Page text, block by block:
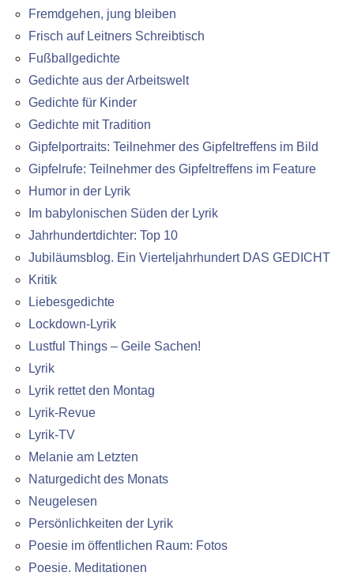
Fremdgehen, jung bleiben
Frisch auf Leitners Schreibtisch
Fußballgedichte
Gedichte aus der Arbeitswelt
Gedichte für Kinder
Gedichte mit Tradition
Gipfelportraits: Teilnehmer des Gipfeltreffens im Bild
Gipfelrufe: Teilnehmer des Gipfeltreffens im Feature
Humor in der Lyrik
Im babylonischen Süden der Lyrik
Jahrhundertdichter: Top 10
Jubiläumsblog. Ein Vierteljahrhundert DAS GEDICHT
Kritik
Liebesgedichte
Lockdown-Lyrik
Lustful Things – Geile Sachen!
Lyrik
Lyrik rettet den Montag
Lyrik-Revue
Lyrik-TV
Melanie am Letzten
Naturgedicht des Monats
Neugelesen
Persönlichkeiten der Lyrik
Poesie im öffentlichen Raum: Fotos
Poesie. Meditationen